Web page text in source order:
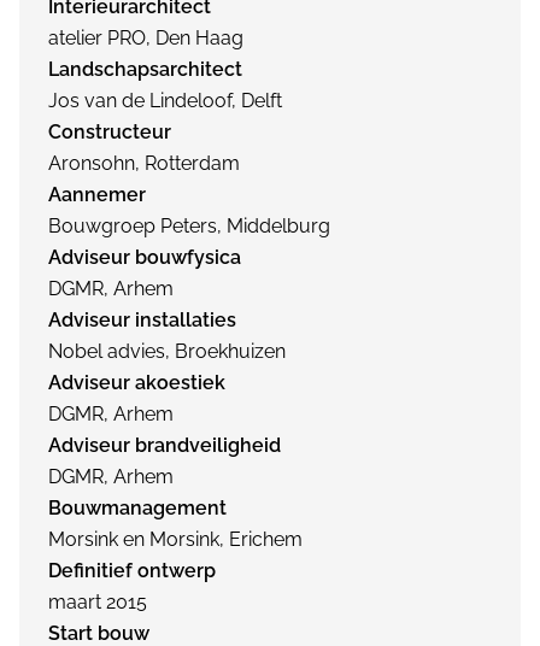
Interieurarchitect
atelier PRO, Den Haag
Landschapsarchitect
Jos van de Lindeloof, Delft
Constructeur
Aronsohn, Rotterdam
Aannemer
Bouwgroep Peters, Middelburg
Adviseur bouwfysica
DGMR, Arhem
Adviseur installaties
Nobel advies, Broekhuizen
Adviseur akoestiek
DGMR, Arhem
Adviseur brandveiligheid
DGMR, Arhem
Bouwmanagement
Morsink en Morsink, Erichem
Definitief ontwerp
maart 2015
Start bouw